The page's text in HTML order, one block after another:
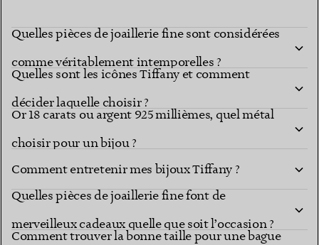
Quelles pièces de joaillerie fine sont considérées
comme véritablement intemporelles ?
Quelles sont les icônes Tiffany et comment
décider laquelle choisir ?
Or 18 carats ou argent 925 millièmes, quel métal
choisir pour un bijou ?
Comment entretenir mes bijoux Tiffany ?
Quelles pièces de joaillerie fine font de
merveilleux cadeaux quelle que soit l’occasion ?
Comment trouver la bonne taille pour une bague